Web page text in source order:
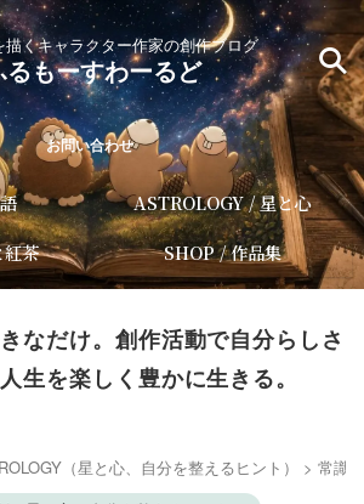
描くキャラクター作家の創作ブログ
るもーすわーるど
お問い合わせ
ASTROLOGY / 星と心
茶
SHOP / 作品集
なだけ。創作活動で自分らしさ
生を楽しく豊かに生きる。
（星と心、自分を整えるヒント） > 常識